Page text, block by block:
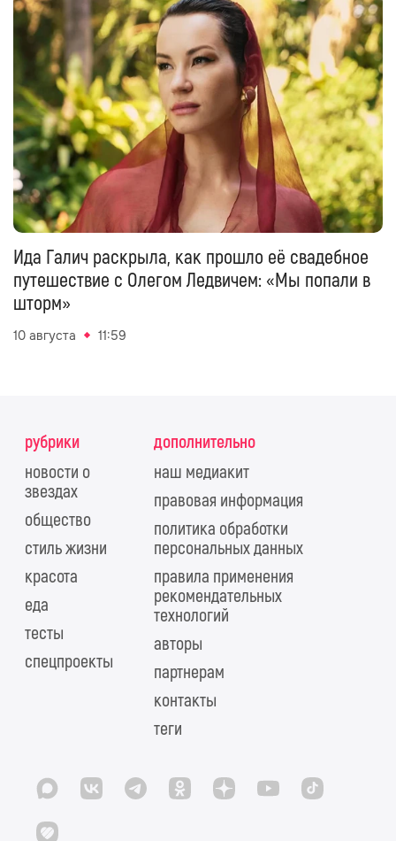
Ида Галич раскрыла, как прошло её свадебное
путешествие с Олегом Ледвичем: «Мы попали в
шторм»
10 августа 11:59
рубрики
новости о
звездах
общество
стиль жизни
красота
еда
тесты
спецпроекты
дополнительно
наш медиакит
правовая информация
политика обработки
персональных данных
правила применения
рекомендательных
технологий
авторы
партнерам
контакты
теги